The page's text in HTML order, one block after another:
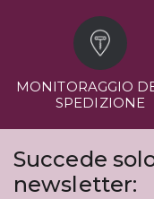
MONITORAGGIO
SPEDIZIONE
Succede
newsletter: